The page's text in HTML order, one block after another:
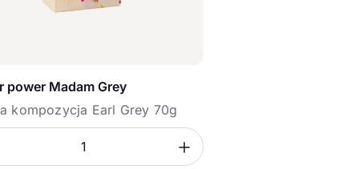
ilość
power Madam Grey
kompozycja Earl Grey 70g
ilość Zwiększ ilość